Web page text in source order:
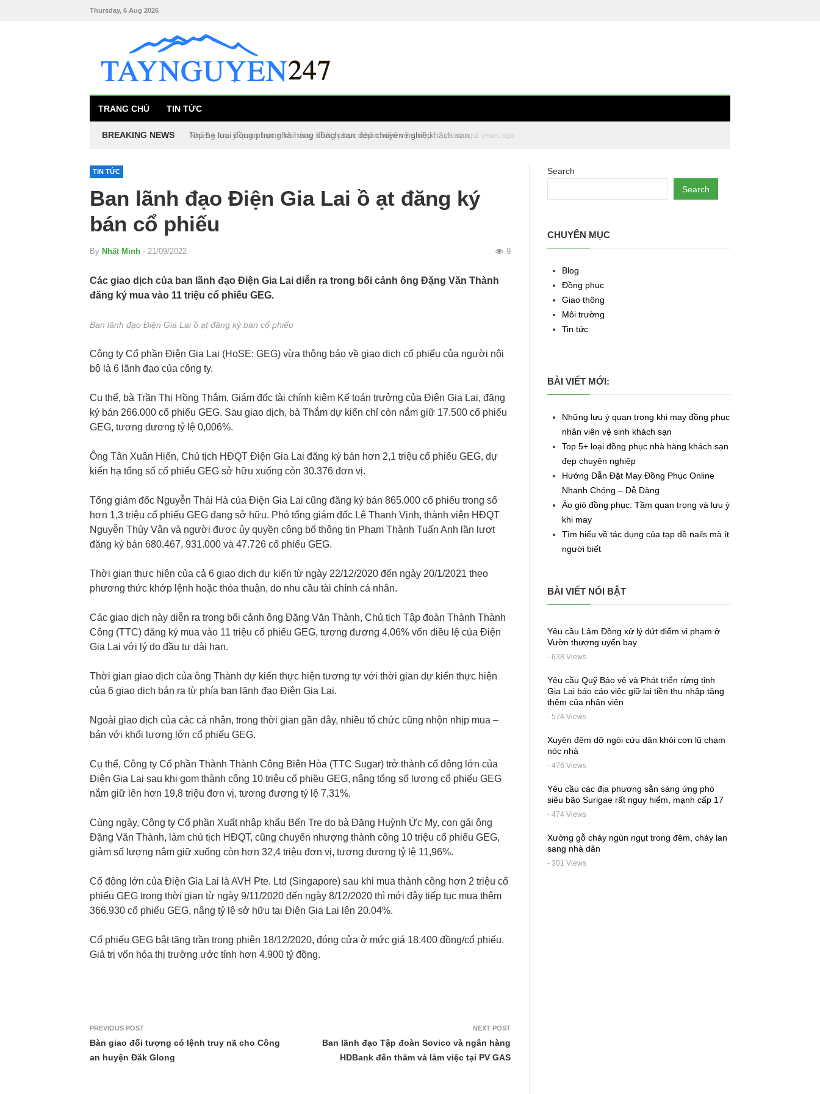
Thursday, 6 Aug 2026
TRANG CHỦ TIN TỨC
BREAKING NEWS Top 5+ loại đồng phục nhà hàng khách sạn đẹp chuyên nghiệp 2 years ago
TIN TỨC
Ban lãnh đạo Điện Gia Lai ồ ạt đăng ký
bán cổ phiếu
By Nhất Minh - 21/09/2022 9
Các giao dịch của ban lãnh đạo Điện Gia Lai diễn ra trong bối cảnh ông Đặng Văn Thành
đăng ký mua vào 11 triệu cổ phiếu GEG.
Ban lãnh đạo Điện Gia Lai ồ ạt đăng ký bán cổ phiếu
Công ty Cổ phần Điện Gia Lai (HoSE: GEG) vừa thông báo về giao dịch cổ phiếu của người nội
bộ là 6 lãnh đạo của công ty.
Cụ thể, bà Trần Thị Hồng Thắm, Giám đốc tài chính kiêm Kế toán trưởng của Điện Gia Lai, đăng
ký bán 266.000 cổ phiếu GEG. Sau giao dịch, bà Thắm dự kiến chỉ còn nắm giữ 17.500 cổ phiếu
GEG, tương đương tỷ lệ 0,006%.
Ông Tân Xuân Hiến, Chủ tịch HĐQT Điện Gia Lai đăng ký bán hơn 2,1 triệu cổ phiếu GEG, dự
kiến hạ tổng số cổ phiếu GEG sở hữu xuống còn 30.376 đơn vị.
Tổng giám đốc Nguyễn Thái Hà của Điện Gia Lai cũng đăng ký bán 865.000 cổ phiếu trong số
hơn 1,3 triệu cổ phiếu GEG đang sở hữu. Phó tổng giám đốc Lê Thanh Vinh, thành viên HĐQT
Nguyễn Thùy Vân và người được ủy quyền công bố thông tin Phạm Thành Tuấn Anh lần lượt
đăng ký bán 680.467, 931.000 và 47.726 cổ phiếu GEG.
Thời gian thực hiện của cả 6 giao dịch dự kiến từ ngày 22/12/2020 đến ngày 20/1/2021 theo
phương thức khớp lệnh hoặc thỏa thuận, do nhu cầu tài chính cá nhân.
Các giao dịch này diễn ra trong bối cảnh ông Đặng Văn Thành, Chủ tịch Tập đoàn Thành Thành
Công (TTC) đăng ký mua vào 11 triệu cổ phiếu GEG, tương đương 4,06% vốn điều lệ của Điện
Gia Lai với lý do đầu tư dài hạn.
Thời gian giao dịch của ông Thành dự kiến thực hiện tương tự với thời gian dự kiến thực hiện
của 6 giao dịch bán ra từ phía ban lãnh đạo Điện Gia Lai.
Ngoài giao dịch của các cá nhân, trong thời gian gần đây, nhiều tổ chức cũng nhộn nhịp mua –
bán với khối lượng lớn cổ phiếu GEG.
Cụ thể, Công ty Cổ phần Thành Thành Công Biên Hòa (TTC Sugar) trở thành cổ đông lớn của
Điện Gia Lai sau khi gom thành công 10 triệu cổ phiều GEG, nâng tổng số lượng cổ phiếu GEG
nắm giữ lên hơn 19,8 triệu đơn vị, tương đương tỷ lệ 7,31%.
Cùng ngày, Công ty Cổ phần Xuất nhập khẩu Bến Tre do bà Đặng Huỳnh Ức My, con gái ông
Đặng Văn Thành, làm chủ tịch HĐQT, cũng chuyển nhượng thành công 10 triệu cổ phiếu GEG,
giảm số lượng nắm giữ xuống còn hơn 32,4 triệu đơn vị, tương đương tỷ lệ 11,96%.
Cổ đông lớn của Điện Gia Lai là AVH Pte. Ltd (Singapore) sau khi mua thành công hơn 2 triệu cổ
phiếu GEG trong thời gian từ ngày 9/11/2020 đến ngày 8/12/2020 thì mới đây tiếp tục mua thêm
366.930 cổ phiếu GEG, nâng tỷ lệ sở hữu tại Điện Gia Lai lên 20,04%.
Cổ phiếu GEG bật tăng trần trong phiên 18/12/2020, đóng cửa ở mức giá 18.400 đồng/cổ phiếu.
Giá trị vốn hóa thị trường ước tính hơn 4.900 tỷ đồng.
PREVIOUS POST
Bàn giao đối tượng có lệnh truy nã cho Công
an huyện Đăk Glong
NEXT POST
Ban lãnh đạo Tập đoàn Sovico và ngân hàng
HDBank đến thăm và làm việc tại PV GAS
Search
Search
CHUYÊN MỤC
Blog
Đồng phục
Giao thông
Môi trường
Tin tức
BÀI VIẾT MỚI:
Những lưu ý quan trọng khi may đồng phục
nhân viên vệ sinh khách sạn
Top 5+ loại đồng phục nhà hàng khách sạn
đẹp chuyên nghiệp
Hướng Dẫn Đặt May Đồng Phục Online
Nhanh Chóng – Dễ Dàng
Áo gió đồng phục: Tầm quan trọng và lưu ý
khi may
Tìm hiểu về tác dụng của tạp dề nails mà ít
người biết
BÀI VIẾT NỔI BẬT
Yêu cầu Lâm Đồng xử lý dứt điểm vi phạm ở
Vườn thượng uyển bay
- 638 Views
Yêu cầu Quỹ Bảo vệ và Phát triển rừng tỉnh
Gia Lai báo cáo việc giữ lại tiền thu nhập tăng
thêm của nhân viên
- 574 Views
Xuyên đêm dỡ ngói cứu dân khỏi cơn lũ chạm
nóc nhà
- 476 Views
Yêu cầu các địa phương sẵn sàng ứng phó
siêu bão Surigae rất nguy hiểm, mạnh cấp 17
- 474 Views
Xưởng gỗ cháy ngùn ngụt trong đêm, cháy lan
sang nhà dân
- 301 Views